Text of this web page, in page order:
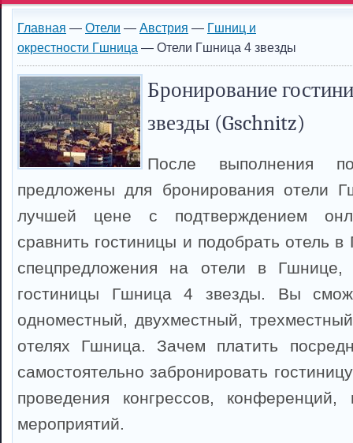
Главная — Отели — Австрия — Гшниц и
окрестности Гшница — Отели Гшница 4 звезды
Бронирование
звезды (Gschnitz)
После выполнения
предложены для бронирования отели
лучшей цене с подтверждением
сравнить гостиницы и подобрать отель
спецпредложения на отели в
гостиницы Гшница 4 звезды. Вы
одноместный, двухместный,
отелях Гшница. Зачем платить
самостоятельно забронировать
проведения конгрессов, конференций,
мероприятий.